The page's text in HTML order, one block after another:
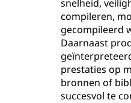
snelheid,
compileren,
gecompileerd
Daarnaast
prestaties op
bronnen of
succesvol te